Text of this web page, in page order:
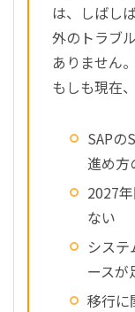
は、しばし
外のトラブ
ありません。
もしも現在、
SAPの
進め方
2027
ない
シス
ースが
移行に